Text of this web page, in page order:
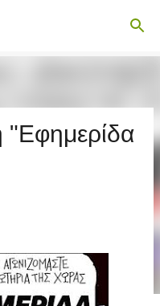
"Εφημερίδα